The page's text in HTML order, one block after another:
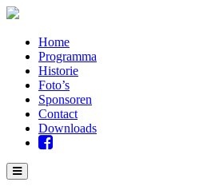
Home
Programma
Historie
Foto’s
Sponsoren
Contact
Downloads